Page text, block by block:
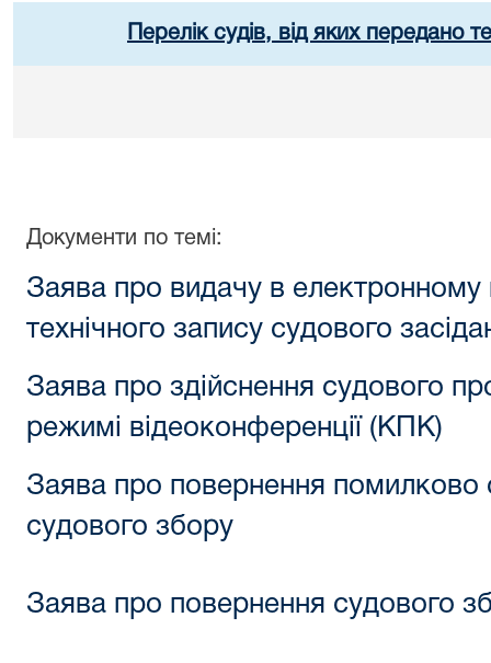
Перелік судів, від яких передано
Документи по темі:
Заява про видачу в електронному
технічного запису судового
Заява про здійснення судового
режимі відеоконференції (КПК)
Заява про повернення помилково
судового збору
Заява про повернення судового